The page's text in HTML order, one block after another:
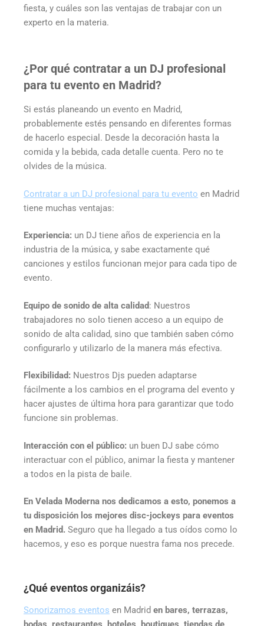
fiesta, y cuáles son las ventajas de trabajar con un
experto en la materia.
¿Por qué contratar a un DJ profesional
para tu evento en Madrid?
Si estás planeando un evento en Madrid,
probablemente estés pensando en diferentes formas
de hacerlo especial. Desde la decoración hasta la
comida y la bebida, cada detalle cuenta. Pero no te
olvides de la música.
Contratar a un DJ profesional para tu evento en Madrid
tiene muchas ventajas:
Experiencia: un DJ tiene años de experiencia en la
industria de la música, y sabe exactamente qué
canciones y estilos funcionan mejor para cada tipo de
evento.
Equipo de sonido de alta calidad: Nuestros
trabajadores no solo tienen acceso a un equipo de
sonido de alta calidad, sino que también saben cómo
configurarlo y utilizarlo de la manera más efectiva.
Flexibilidad: Nuestros Djs pueden adaptarse
fácilmente a los cambios en el programa del evento y
hacer ajustes de última hora para garantizar que todo
funcione sin problemas.
Interacción con el público: un buen DJ sabe cómo
interactuar con el público, animar la fiesta y mantener
a todos en la pista de baile.
En Velada Moderna nos dedicamos a esto, ponemos a
tu disposición los mejores disc-jockeys para eventos
en Madrid. Seguro que ha llegado a tus oídos como lo
hacemos, y eso es porque nuestra fama nos precede.
¿Qué eventos organizáis?
Sonorizamos eventos en Madrid en bares, terrazas,